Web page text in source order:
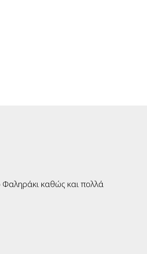
Φαληράκι καθώς και πολλά